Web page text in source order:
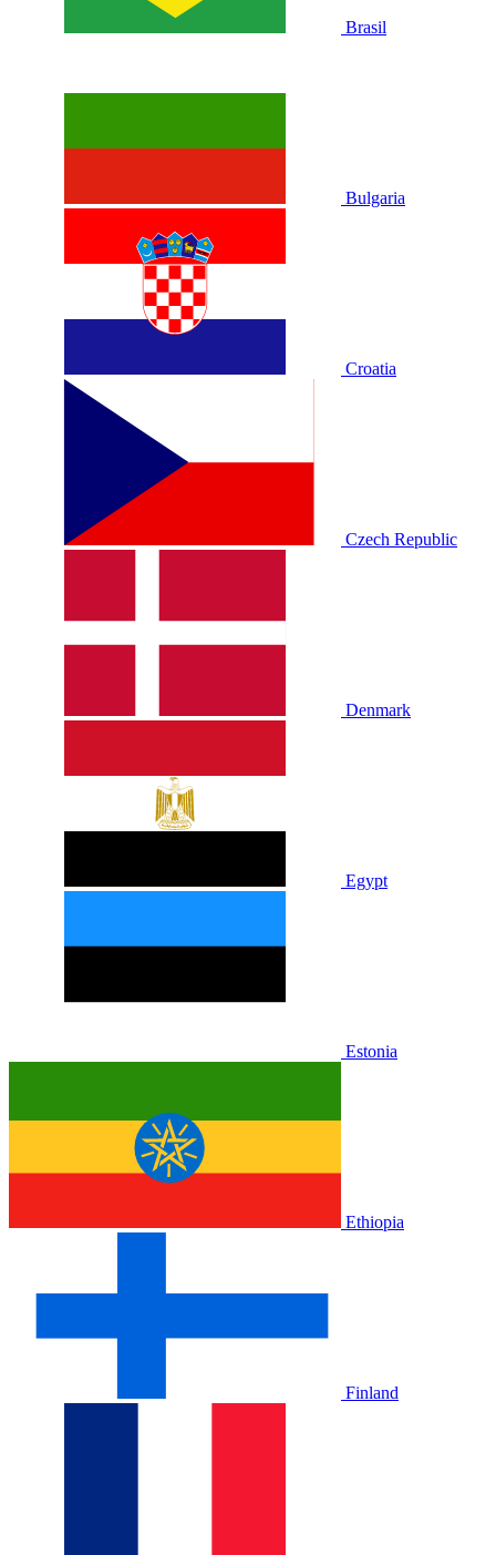
Brasil
Bulgaria
Croatia
Czech Republic
Denmark
Egypt
Estonia
Ethiopia
Finland